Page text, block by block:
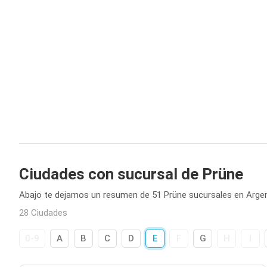
Ciudades con sucursal de Prüne
Abajo te dejamos un resumen de 51 Prüne sucursales en
28 Ciudades
A B C D E G